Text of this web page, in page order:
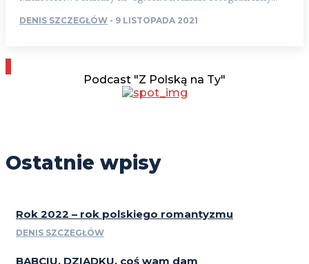
DENIS SZCZEGŁÓW - 9 LISTOPADA 2021
Podcast "Z Polską na Ty"
Ostatnie wpisy
Rok 2022 – rok polskiego romantyzmu
DENIS SZCZEGŁÓW
BABCIU, DZIADKU, coś wam dam